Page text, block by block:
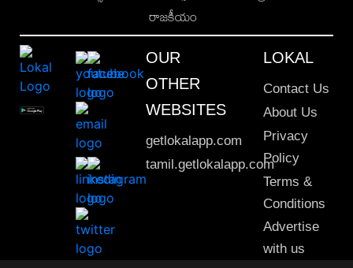
రాజకీయం
OUR
OTHER
WEBSITES
getlokalapp.com
tamil.getlokalapp.com
LOKAL
Contact Us
About Us
Privacy
Policy
Terms &
Conditions
Advertise
with us